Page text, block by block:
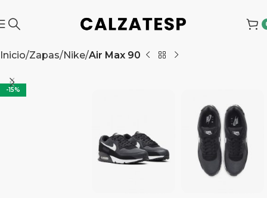
Inicio Zapas Nike Air Max 90
-15%